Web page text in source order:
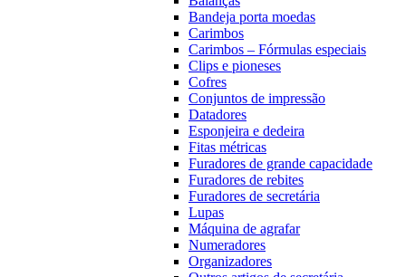
Bandeja porta moedas
Carimbos
Carimbos – Fórmulas especiais
Clips e pioneses
Cofres
Conjuntos de impressão
Datadores
Esponjeira e dedeira
Fitas métricas
Furadores de grande capacidade
Furadores de rebites
Furadores de secretária
Lupas
Máquina de agrafar
Numeradores
Organizadores